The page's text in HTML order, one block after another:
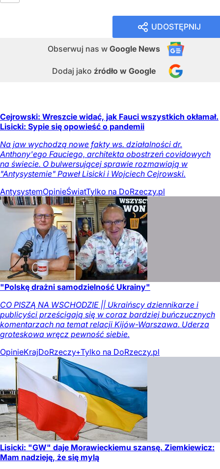
UDOSTĘPNIJ
Obserwuj nas w Google News
Dodaj jako źródło w Google
Cejrowski: Wreszcie widać, jak Fauci wszystkich okłamał.
Lisicki: Sypie się opowieść o pandemii
Na jaw wychodzą nowe fakty ws. działalności dr.
Anthony'ego Fauciego, architekta obostrzeń covidowych
na świecie. O bulwersującej sprawie rozmawiają w
"Antysystemie" Paweł Lisicki i Wojciech Cejrowski.
AntysystemOpinieŚwiatTylko na DoRzeczy.pl
"Polskę drażni samodzielność Ukrainy"
CO PISZĄ NA WSCHODZIE || Ukraińscy dziennikarze i
publicyści prześcigają się w coraz bardziej buńczucznych
komentarzach na temat relacji Kijów-Warszawa. Uderza
groteskowa wręcz pewność siebie.
OpinieKrajDoRzeczy+Tylko na DoRzeczy.pl
Lisicki: "GW" daje Morawieckiemu szansę. Ziemkiewicz:
Mam nadzieję, że się mylą